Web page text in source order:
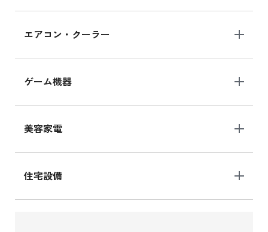
エアコン・クーラー
ゲーム機器
美容家電
住宅設備